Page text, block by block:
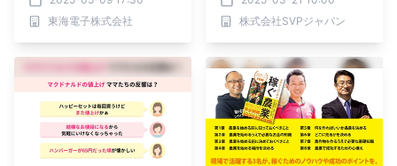
東海電子株式会社
株式会社SVPジャパン